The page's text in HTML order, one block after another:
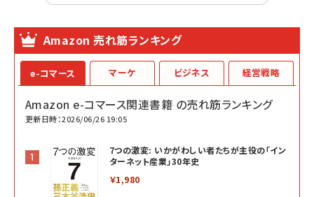
Amazon 売れ筋ランキング
e-コマース
Amazon e-コマース関連書籍 の売れ筋ランキング
更新日時：2026/06/26 19:05
7つの激変: いかがわしい者たちが主役の「イン
ターネット産業」30年史
￥1,980
マーケ ビジネス 経営戦略